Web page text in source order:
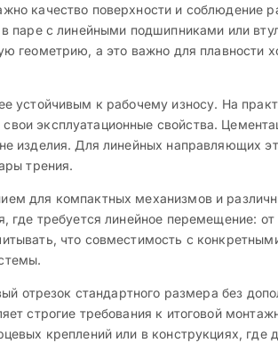
качество поверхности и соблюдение
паре с линейными подшипниками или
геометрию, а это важно для
устойчивым к рабочему износу. На
эксплуатационные свойства.
изделия. Для линейных направляющих
трения.
для компактных механизмов и
где требуется линейное перемещение:
что совместимость с
отрезок стандартного размера без
строгие требования к итоговой
креплений или в конструкциях,